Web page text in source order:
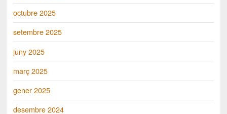
octubre 2025
setembre 2025
juny 2025
març 2025
gener 2025
desembre 2024